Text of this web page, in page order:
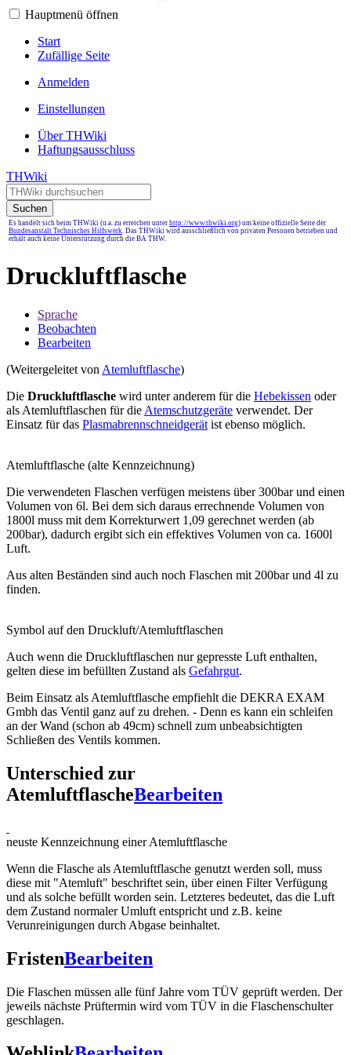
Hauptmenü öffnen
Start
Zufällige Seite
Anmelden
Einstellungen
Über THWiki
Haftungsausschluss
THWiki
Suchen
Es handelt sich beim THWiki (u.a. zu erreichen unter http://www.thwiki.org) um keine offizielle Seite der
Bundesanstalt Technisches Hilfswerk. Das THWiki wird ausschließlich von privaten Personen betrieben und
erhält auch keine Unterstützung durch die BA THW.
Druckluftflasche
Sprache
Beobachten
Bearbeiten
(Weitergeleitet von Atemluftflasche)
Die Druckluftflasche wird unter anderem für die Hebekissen oder
als Atemluftflaschen für die Atemschutzgeräte verwendet. Der
Einsatz für das Plasmabrennschneidgerät ist ebenso möglich.
Atemluftflasche (alte Kennzeichnung)
Die verwendeten Flaschen verfügen meistens über 300bar und einen
Volumen von 6l. Bei dem sich daraus errechnende Volumen von
1800l muss mit dem Korrekturwert 1,09 gerechnet werden (ab
200bar), dadurch ergibt sich ein effektives Volumen von ca. 1600l
Luft.
Aus alten Beständen sind auch noch Flaschen mit 200bar und 4l zu
finden.
Symbol auf den Druckluft/Atemluftflaschen
Auch wenn die Druckluftflaschen nur gepresste Luft enthalten,
gelten diese im befüllten Zustand als Gefahrgut.
Beim Einsatz als Atemluftflasche empfiehlt die DEKRA EXAM
Gmbh das Ventil ganz auf zu drehen. - Denn es kann ein schleifen
an der Wand (schon ab 49cm) schnell zum unbeabsichtigten
Schließen des Ventils kommen.
Unterschied zur
AtemluftflascheBearbeiten
neuste Kennzeichnung einer Atemluftflasche
Wenn die Flasche als Atemluftflasche genutzt werden soll, muss
diese mit "Atemluft" beschriftet sein, über einen Filter Verfügung
und als solche befüllt worden sein. Letzteres bedeutet, das die Luft
dem Zustand normaler Umluft entspricht und z.B. keine
Verunreinigungen durch Abgase beinhaltet.
FristenBearbeiten
Die Flaschen müssen alle fünf Jahre vom TÜV geprüft werden. Der
jeweils nächste Prüftermin wird vom TÜV in die Flaschenschulter
geschlagen.